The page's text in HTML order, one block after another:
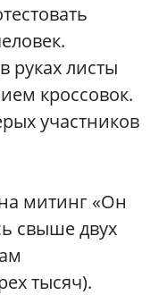
руках листы
кроссовок.
участников
митинг «Он
свыше двух
тысяч).